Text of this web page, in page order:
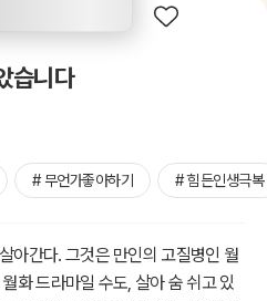
습니다
# 무언가좋아하기 # 힘든인생극복
아간다. 그것은 만인의 고질병인 월
화 드라마일 수도, 살아 숨 쉬고 있